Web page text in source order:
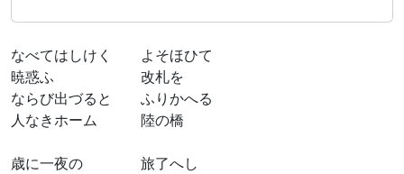
なべてはしけく よそほひて
暁惑ふ 改札を
ならび出づると ふりかへる
人なきホーム 陸の橋
歳に一夜の 旅了へし